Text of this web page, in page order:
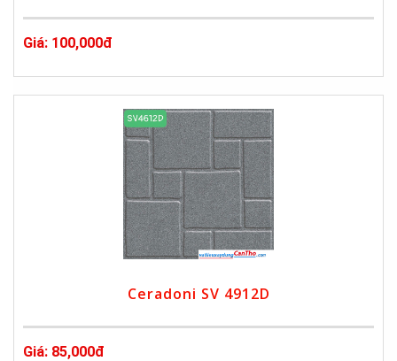
Giá: 100,000đ
Ceradoni SV 4912D
Giá: 85,000đ